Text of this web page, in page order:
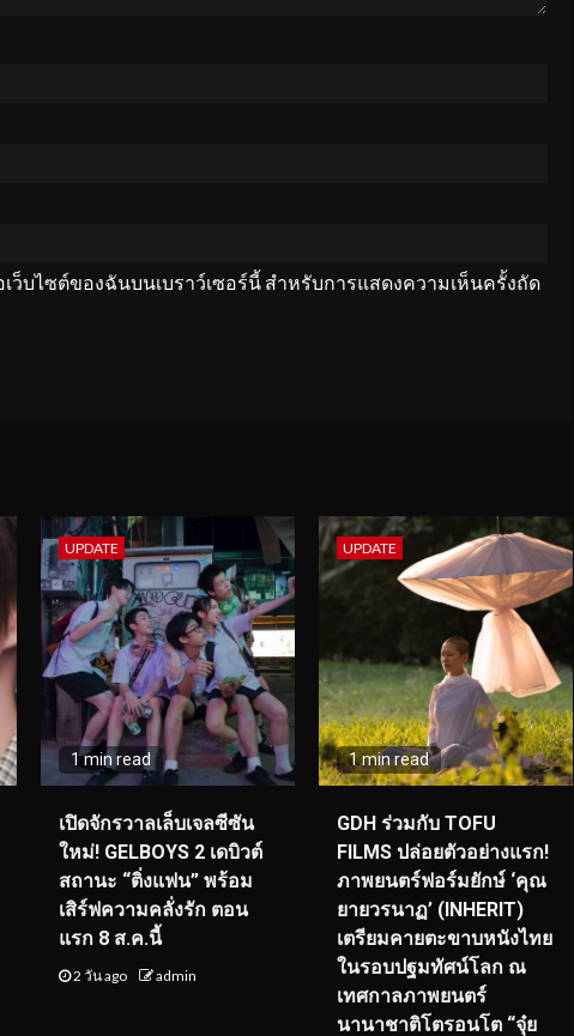
ว็บไซต์ของฉันบนเบราว์เซอร์นี้ สำหรับการแสดงความเห็นครั้งถัด
UPDATE
1 min read
เปิดจักรวาลเล็บเจลซีซัน
ใหม่! GELBOYS 2 เดบิวต์
สถานะ “ติ่งแฟน” พร้อม
เสิร์ฟความคลั่งรัก ตอน
แรก 8 ส.ค.นี้
2 วัน ago admin
UPDATE
1 min read
GDH ร่วมกับ TOFU
FILMS ปล่อยตัวอย่างแรก!
ภาพยนตร์ฟอร์มยักษ์ ‘คุณ
ยายวรนาฏ’ (INHERIT)
เตรียมคายตะขาบหนังไทย
ในรอบปฐมทัศน์โลก ณ
เทศกาลภาพยนตร์
นานาชาติโตรอนโต “จุ๋ย